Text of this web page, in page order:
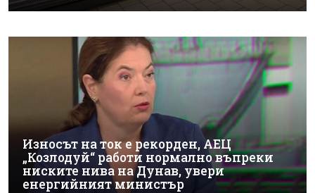
Износът на ток е рекорден, АЕЦ
„Козлодуй“ работи нормално въпреки
ниските нива на Дунав, увери
енергийният министър